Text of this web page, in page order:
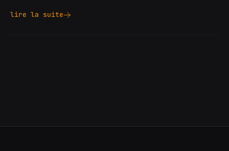
lire la suite
Installer